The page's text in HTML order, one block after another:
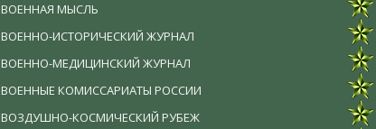
ВОЕННАЯ МЫСЛЬ
ВОЕННО-ИСТОРИЧЕСКИЙ ЖУРНАЛ
ВОЕННО-МЕДИЦИНСКИЙ ЖУРНАЛ
ВОЕННЫЕ КОМИССАРИАТЫ РОССИИ
ВОЗДУШНО-КОСМИЧЕСКИЙ РУБЕЖ